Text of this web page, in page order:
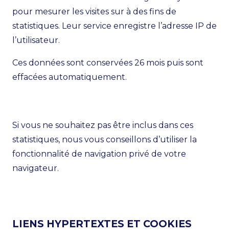
pour mesurer les visites sur à des fins de
statistiques. Leur service enregistre l’adresse IP de
l’utilisateur.
Ces données sont conservées 26 mois puis sont
effacées automatiquement.
Si vous ne souhaitez pas être inclus dans ces
statistiques, nous vous conseillons d’utiliser la
fonctionnalité de navigation privé de votre
navigateur.
LIENS HYPERTEXTES ET COOKIES